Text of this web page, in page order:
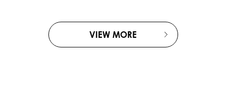
VIEW MORE